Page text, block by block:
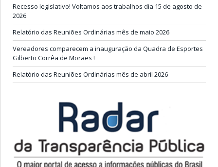
Recesso legislativo! Voltamos aos trabalhos dia 15 de agosto de
2026
Relatório das Reuniões Ordinárias mês de maio 2026
Vereadores comparecem a inauguração da Quadra de Esportes
Gilberto Corrêa de Moraes !
Relatório das Reuniões Ordinárias mês de abril 2026